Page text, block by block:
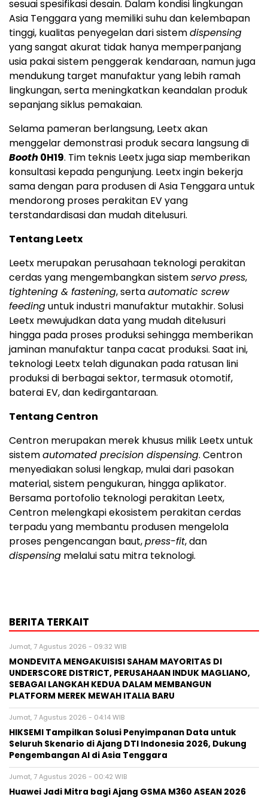
sesuai spesifikasi desain. Dalam kondisi lingkungan
Asia Tenggara yang memiliki suhu dan kelembapan
tinggi, kualitas penyegelan dari sistemdispensing
yang sangat akurat tidak hanya memperpanjang
usia pakai sistem penggerak kendaraan, namun juga
mendukung target manufaktur yang lebih ramah
lingkungan, serta meningkatkan keandalan produk
sepanjang siklus pemakaian.
Selama pameran berlangsung, Leetx akan
menggelar demonstrasi produk secara langsung di
Booth 0H19. Tim teknis Leetx juga siap memberikan
konsultasi kepada pengunjung. Leetx ingin bekerja
sama dengan para produsen di Asia Tenggara untuk
mendorong proses perakitan EV yang
terstandardisasi dan mudah ditelusuri.
Tentang Leetx
Leetx merupakan perusahaan teknologi perakitan
cerdas yang mengembangkan sistemservo press,
tightening & fastening, sertaautomatic screw
feedinguntuk industri manufaktur mutakhir. Solusi
Leetx mewujudkan data yang mudah ditelusuri
hingga pada proses produksi sehingga memberikan
jaminan manufaktur tanpa cacat produksi. Saat ini,
teknologi Leetx telah digunakan pada ratusan lini
produksi di berbagai sektor, termasuk otomotif,
baterai EV, dan kedirgantaraan.
Tentang Centron
Centron merupakan merek khusus milik Leetx untuk
sistemautomated precision dispensing. Centron
menyediakan solusi lengkap, mulai dari pasokan
material, sistem pengukuran, hingga aplikator.
Bersama portofolio teknologi perakitan Leetx,
Centron melengkapi ekosistem perakitan cerdas
terpadu yang membantu produsen mengelola
proses pengencangan baut,press-fit, dan
dispensing melalui satu mitra teknologi.
BERITA TERKAIT
Jumat, 7 Agustus 2026 - 09:32 WIB
MONDEVITA MENGAKUISISI SAHAM MAYORITAS DI
UNDERSCORE DISTRICT, PERUSAHAAN INDUK MAGLIANO,
SEBAGAI LANGKAH KEDUA DALAM MEMBANGUN
PLATFORM MEREK MEWAH ITALIA BARU
Jumat, 7 Agustus 2026 - 04:14 WIB
HIKSEMI Tampilkan Solusi Penyimpanan Data untuk
Seluruh Skenario di Ajang DTI Indonesia 2026, Dukung
Pengembangan AI di Asia Tenggara
Jumat, 7 Agustus 2026 - 00:42 WIB
Huawei Jadi Mitra bagi Ajang GSMA M360 ASEAN 2026